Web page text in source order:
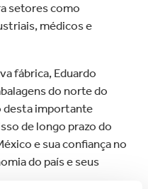
setores como
médicos e
fábrica, Eduardo
do norte do
desta importante
de longo prazo do
e sua confiança no
do país e seus